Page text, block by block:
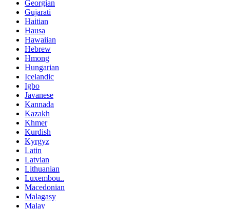
Georgian
Gujarati
Haitian
Hausa
Hawaiian
Hebrew
Hmong
Hungarian
Icelandic
Igbo
Javanese
Kannada
Kazakh
Khmer
Kurdish
Kyrgyz
Latin
Latvian
Lithuanian
Luxembou..
Macedonian
Malagasy
Malay